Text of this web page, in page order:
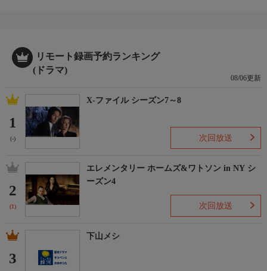
リモート録画予約ランキング
(ドラマ)
08/06更新
1
(-)
X-ファイル シーズン7～8
次回放送
2
(1)
エレメンタリー ホームズ&ワトソン in NY シ
ーズン4
次回放送
3
下山メシ